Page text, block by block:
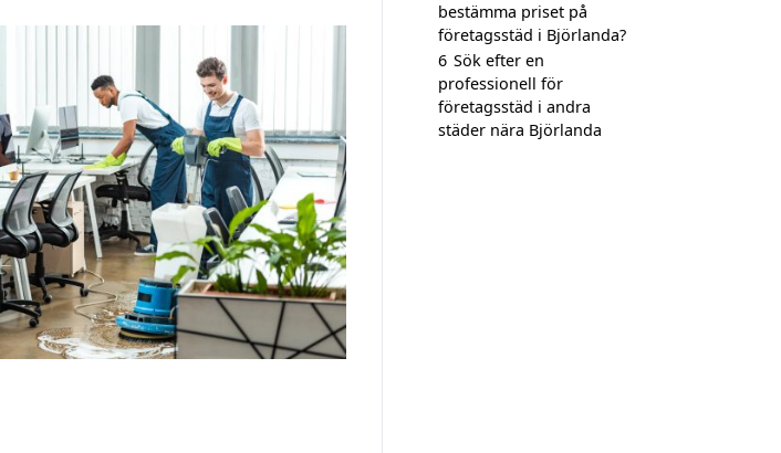
bestämma priset på
företagsstäd i Björlanda?
6 Sök efter en
professionell för
företagsstäd i andra
städer nära Björlanda